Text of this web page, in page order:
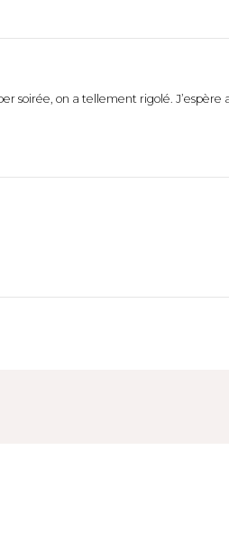
soirée, on a tellement rigolé. J’espère